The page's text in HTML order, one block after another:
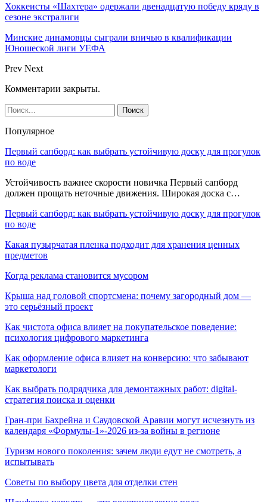
Хоккеисты «Шахтера» одержали двенадцатую победу кряду в
сезоне экстралиги
Минские динамовцы сыграли вничью в квалификации
Юношеской лиги УЕФА
Prev Next
Комментарии закрыты.
Популярное
Первый сапборд: как выбрать устойчивую доску для прогулок
по воде
Устойчивость важнее скорости новичка Первый сапборд
должен прощать неточные движения. Широкая доска с…
Первый сапборд: как выбрать устойчивую доску для прогулок
по воде
Какая пузырчатая пленка подходит для хранения ценных
предметов
Когда реклама становится мусором
Крыша над головой спортсмена: почему загородный дом —
это серьёзный проект
Как чистота офиса влияет на покупательское поведение:
психология цифрового маркетинга
Как оформление офиса влияет на конверсию: что забывают
маркетологи
Как выбрать подрядчика для демонтажных работ: digital-
стратегия поиска и оценки
Гран-при Бахрейна и Саудовской Аравии могут исчезнуть из
календаря «Формулы-1»-2026 из-за войны в регионе
Туризм нового поколения: зачем люди едут не смотреть, а
испытывать
Советы по выбору цвета для отделки стен